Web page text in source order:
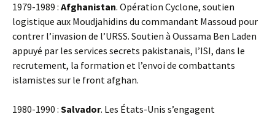
1979-1989 : Afghanistan. Opération Cyclone, soutien
logistique aux Moudjahidins du commandant Massoud pour
contrer l’invasion de l’URSS. Soutien à Oussama Ben Laden
appuyé par les services secrets pakistanais, l’ISI, dans le
recrutement, la formation et l’envoi de combattants
islamistes sur le front afghan.
1980-1990 : Salvador. Les États-Unis s’engagent